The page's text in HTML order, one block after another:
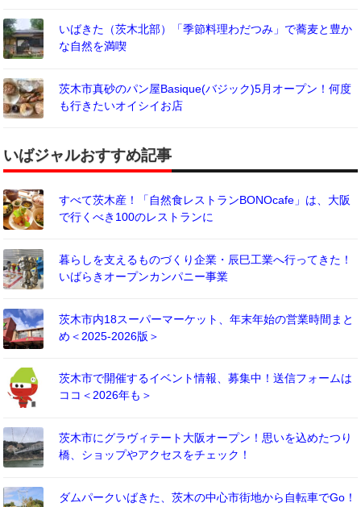
いばきた（茨木北部）「季節料理わだつみ」で蕎麦と豊か
な自然を満喫
茨木市真砂のパン屋Basique(バジック)5月オープン！何度
も行きたいオイシイお店
いばジャルおすすめ記事
すべて茨木産！「自然食レストランBONOcafe」は、大阪
で行くべき100のレストランに
暮らしを支えるものづくり企業・辰巳工業へ行ってきた！
いばらきオープンカンパニー事業
茨木市内18スーパーマーケット、年末年始の営業時間まと
め＜2025-2026版＞
茨木市で開催するイベント情報、募集中！送信フォームは
ココ＜2026年も＞
茨木市にグラヴィテート大阪オープン！思いを込めたつり
橋、ショップやアクセスをチェック！
ダムパークいばきた、茨木の中心市街地から自転車でGo！